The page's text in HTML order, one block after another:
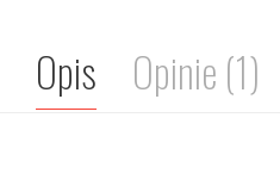
Opis Opinie (1)